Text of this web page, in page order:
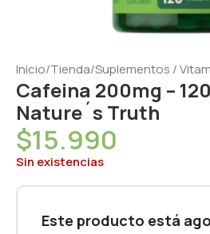
Inicio/Tienda/Suplementos /
Cafeina 200mg –
Nature´s Truth
$15.990
Sin existencias
Este producto está